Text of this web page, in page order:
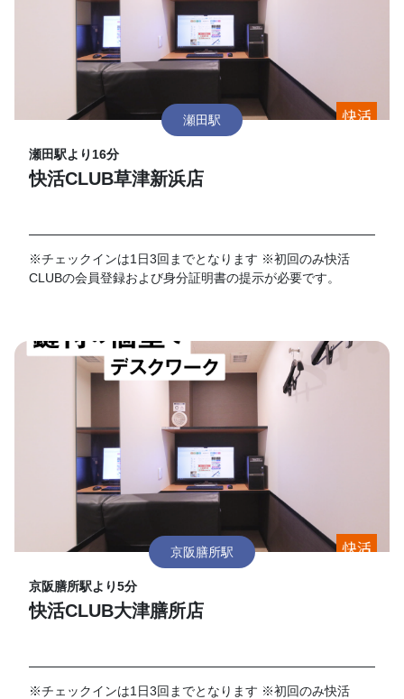
瀬田駅
瀬田駅より16分
快活CLUB草津新浜店
※チェックインは1日3回までとなります ※初回のみ快活
CLUBの会員登録および身分証明書の提示が必要です。
京阪膳所駅
京阪膳所駅より5分
快活CLUB大津膳所店
※チェックインは1日3回までとなります ※初回のみ快活